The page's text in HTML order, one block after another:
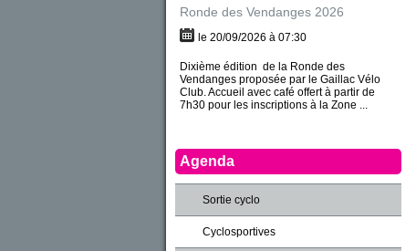
Ronde des Vendanges 2026
le 20/09/2026 à 07:30
Dixième édition de la Ronde des
Vendanges proposée par le Gaillac Vélo
Club. Accueil avec café offert à partir de
7h30 pour les inscriptions à la Zone ...
Agenda
Sortie cyclo
Cyclosportives